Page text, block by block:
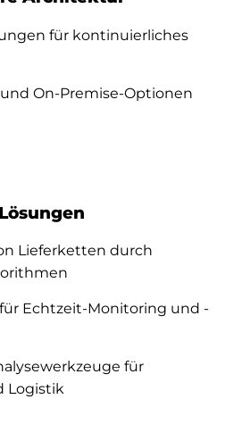
für kontinuierliches
On-Premise-Optionen
Lieferketten durch
Echtzeit-Monitoring und -
für
Logistik